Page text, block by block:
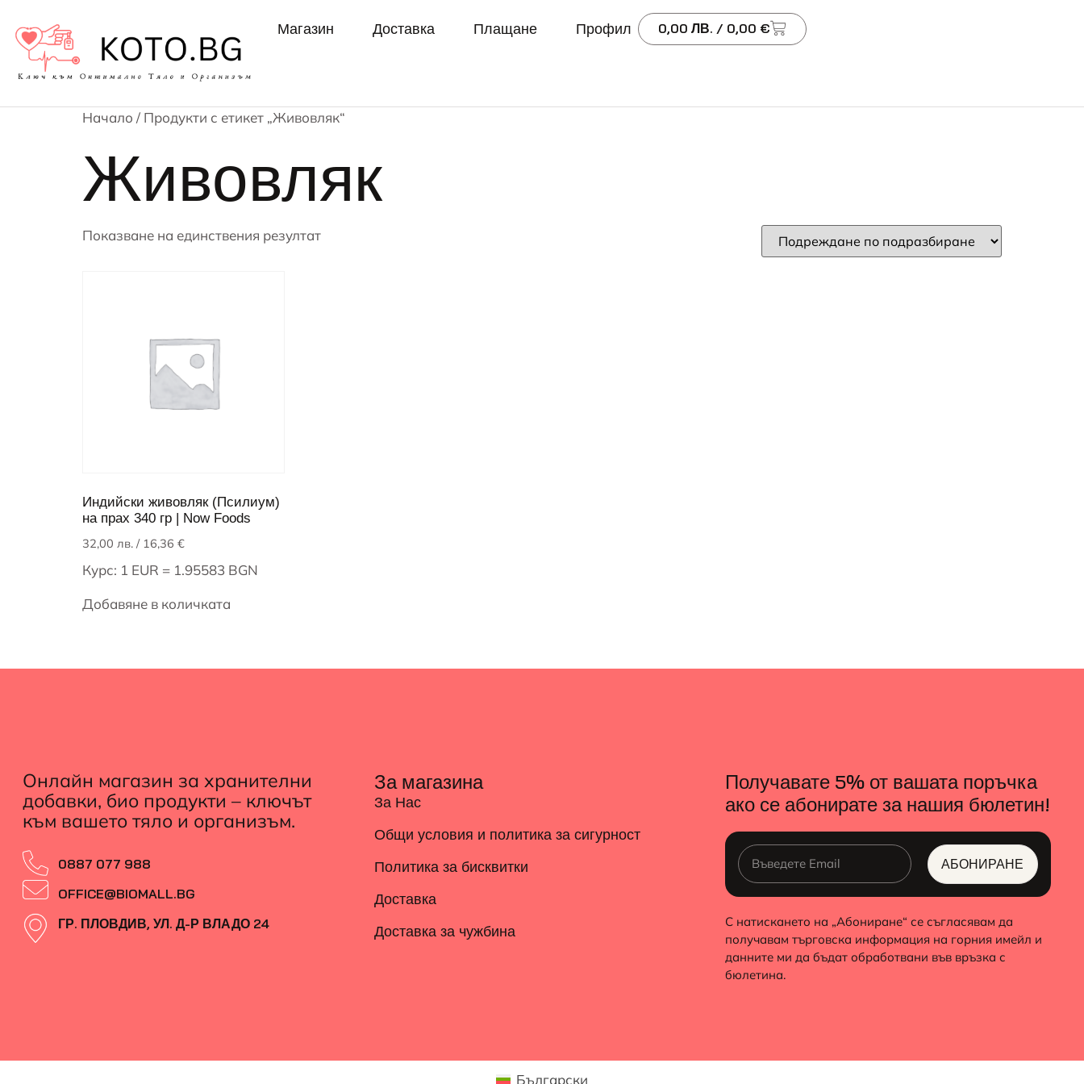
Магазин Доставка Плащане Профил 0,00 ЛВ. / 0,00 €
Начало / Продукти с етикет „Живовляк“
Живовляк
Показване на единствения резултат
Индийски живовляк (Псилиум)
на прах 340 гр | Now Foods
32,00 лв. / 16,36 €
Курс: 1 EUR = 1.95583 BGN
Добавяне в количката
Онлайн магазин за хранителни
добавки, био продукти – ключът
към вашето тяло и организъм.
0887 077 988
OFFICE@BIOMALL.BG
ГР. ПЛОВДИВ, УЛ. Д-Р ВЛАДО 24
За магазина
За Нас
Общи условия и политика за сигурност
Политика за бисквитки
Доставка
Доставка за чужбина
Получавате 5% от вашата поръчка
ако се абонирате за нашия бюлетин!
АБОНИРАНЕ
ALTERNATIVE:
С натискането на „Абониране“ се съгласявам да
получавам търговска информация на горния имейл и
данните ми да бъдат обработвани във връзка с
бюлетина.
Български